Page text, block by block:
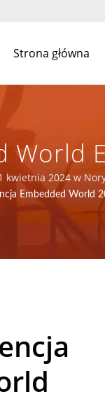
Strona główna
World
kwietnia 2024 w
w Chinach.
Embedded World